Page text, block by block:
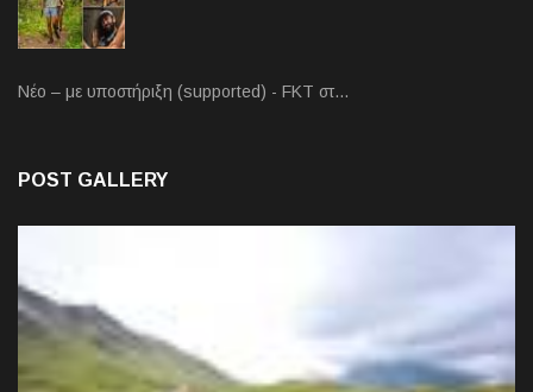
Νέο – με υποστήριξη (supported) - FKT στ…
POST GALLERY